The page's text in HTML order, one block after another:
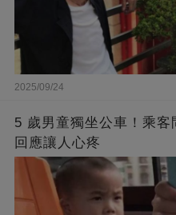
2025/09/24
5 歲男童獨坐公車！乘
回應讓人心疼